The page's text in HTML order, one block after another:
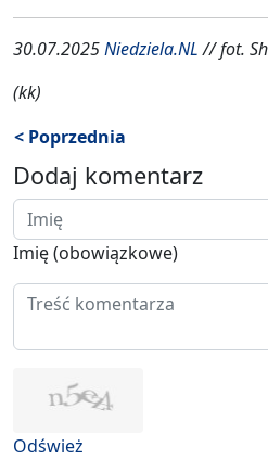
30.07.2025Niedziela.NL// fot.
(kk)
< Poprzednia
Dodaj komentarz
Imię (obowiązkowe)
Odśwież